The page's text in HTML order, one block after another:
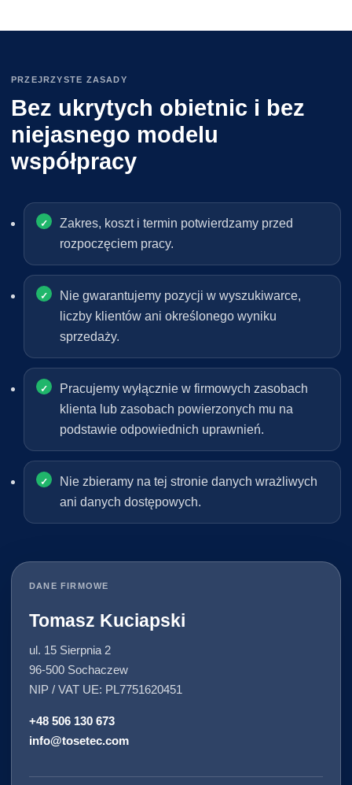
PRZEJRZYSTE ZASADY
Bez ukrytych obietnic i bez
niejasnego modelu
współpracy
Zakres, koszt i termin potwierdzamy przed
rozpoczęciem pracy.
Nie gwarantujemy pozycji w wyszukiwarce,
liczby klientów ani określonego wyniku
sprzedaży.
Pracujemy wyłącznie w firmowych zasobach
klienta lub zasobach powierzonych mu na
podstawie odpowiednich uprawnień.
Nie zbieramy na tej stronie danych wrażliwych
ani danych dostępowych.
DANE FIRMOWE
Tomasz Kuciapski
ul. 15 Sierpnia 2
96-500 Sochaczew
NIP / VAT UE: PL7751620451
+48 506 130 673
info@tosetec.com